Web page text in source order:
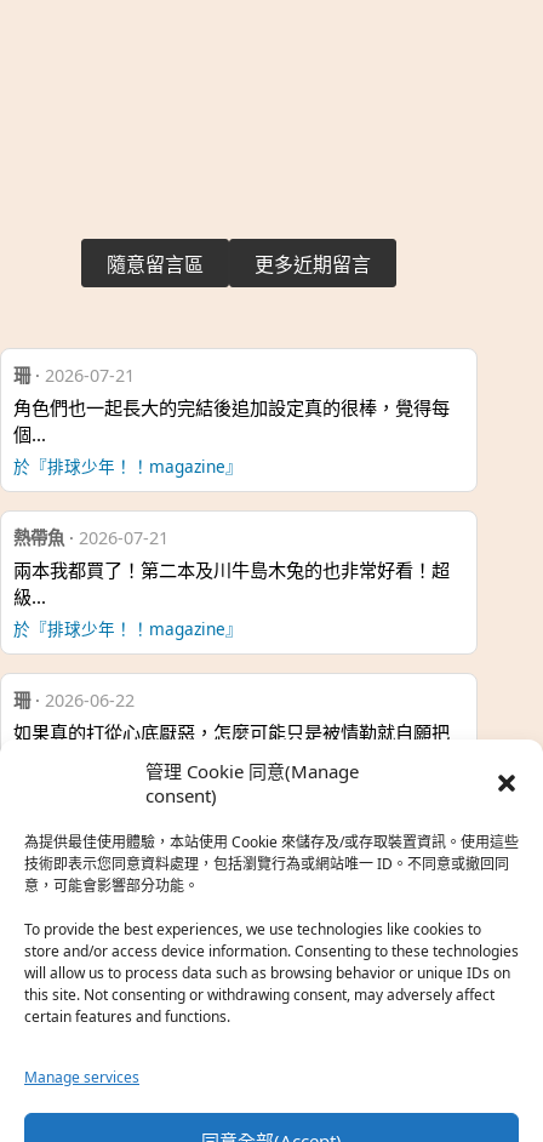
管理 Cookie 同意(Manage
consent)
為提供最佳使用體驗，本站使用 Cookie 來儲存及/或存取裝置資訊。使用這些
技術即表示您同意資料處理，包括瀏覽行為或網站唯一 ID。不同意或撤回同
意，可能會影響部分功能。
To provide the best experiences, we use technologies like cookies to
store and/or access device information. Consenting to these technologies
will allow us to process data such as browsing behavior or unique IDs on
this site. Not consenting or withdrawing consent, may adversely affect
certain features and functions.
Manage services
隨意留言區 更多近期留言
珊· 2026-07-21
角色們也一起長大的完結後追加設定真的很棒，覺得每
個…
於『排球少年！！magazine』
熱帶魚 · 2026-07-21
兩本我都買了！第二本及川牛島木兔的也非常好看！超
級…
於『排球少年！！magazine』
珊· 2026-06-22
如果真的打從心底厭惡，怎麼可能只是被情勒就自願把
熱帶魚·2026-06-22
之前看到網路上有人說灰二自私情勒大家陪他圓夢，但
真…
於『強風吹拂』
珊· 2026-06-18
第…
於『白領羽球部』